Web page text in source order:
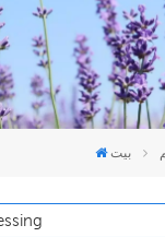
بيت